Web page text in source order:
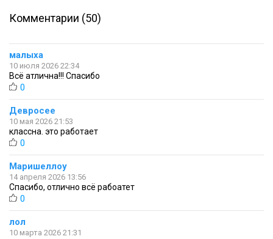
Комментарии (50)
малыха
10 июля 2026 22:34
Всё атлична!!! Спасибо
0
Девросее
10 мая 2026 21:53
классна. это работает
0
Маришеллоу
14 апреля 2026 13:56
Спасибо, отлично всё рабоатет
0
лол
10 марта 2026 21:31